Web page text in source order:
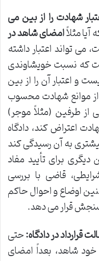
شهادت را از بین می
مثلاًامضای شاهد در
می تواند اعتبار داشته
که نسبت خویشاوندی
و اعتبار آن را از بین
از موانع شهادت محسوب
از طرفین (مثلاً موجر)
اعتراض کند، دادگاه
به آن رسیدگی کند
برای تأیید مفاد
قاضی با بررسی
اوضاع و احوال حاکم
سنجش قرار می دهد.
در دادگاه:حتی
شاهد، بعداً امضای